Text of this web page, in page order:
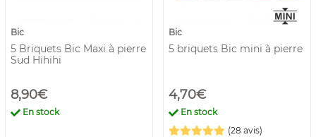
Bic
5 Briquets Bic Maxi à pierre
Sud Hihihi
8,90€
En stock
Bic
5 briquets Bic mini à pierre
4,70€
En stock
(28 avis)